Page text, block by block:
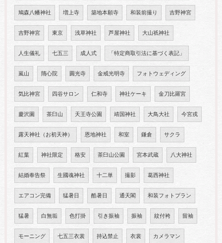
鳩森八幡神社 増上寺 築地本願寺 和装前撮り 吉野神宮
吉野神宮 東京 浅草神社 芦屋神社 大山祇神社
人生儀礼 七五三 成人式 「特定商取引法に基づく表記」
嵐山 隋心院 圓光寺 金戒光明寺 フォトウェディング
気比神宮 四谷サロン 仁和寺 神社ケーキ 金刀比羅宮
慶沢園 茶臼山 天王寺公園 靖国神社 大鳥大社 今宮戎
露天神社（お初天神） 恩地神社 和室 鎌倉 サクラ
紅葉 神社限定 格安 茶臼山公園 宮本武蔵 八大神社
結婚奉告祭 生國魂神社 十二単 撮影 葛西神社
エアコン完備 猛暑日 酷暑日 通天閣 和装フォトプラン
猛暑 白無垢 色打掛 引き振袖 振袖 紋付袴 留袖
モーニング 七五三衣裳 持込禁止 衣裳 カメラマン